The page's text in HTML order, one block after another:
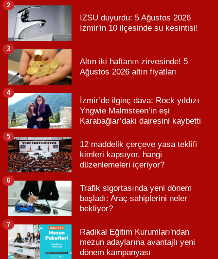
İZSU duyurdu: 5 Ağustos 2026
İzmir'in 10 ilçesinde su kesintisi!
2
Altın iki haftanın zirvesinde! 5
Ağustos 2026 altın fiyatları
3
İzmir’de ilginç dava: Rock yıldızı
Yngwie Malmsteen’in eşi
Karabağlar’daki dairesini kaybetti
4
12 maddelik çerçeve yasa teklifi
kimleri kapsıyor, hangi
düzenlemeleri içeriyor?
5
Trafik sigortasında yeni dönem
başladı: Araç sahiplerini neler
bekliyor?
6
Radikal Eğitim Kurumları'ndan
mezun adaylarına avantajlı yeni
dönem kampanyası
7